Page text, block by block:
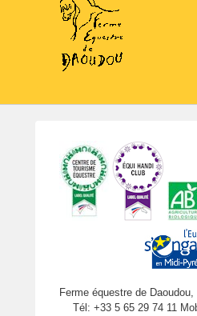
Ferme équestre de
Tél: +33 5 65 29 74 11